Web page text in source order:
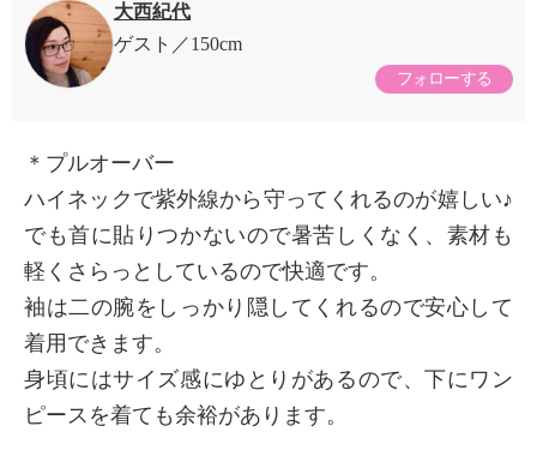
大西紀代
ゲスト
150cm
フォローする
＊プルオーバー
ハイネックで紫外線から守ってくれるのが嬉しい♪
でも首に貼りつかないので暑苦しくなく、素材も
軽くさらっとしているので快適です。
袖は二の腕をしっかり隠してくれるので安心して
着用できます。
身頃にはサイズ感にゆとりがあるので、下にワン
ピースを着ても余裕があります。